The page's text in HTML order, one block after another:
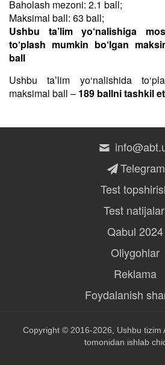
Baholash mezoni: 2.1 ball;
Maksimal ball: 63 ball;
Ushbu ta’lim yo‘nalishiga
to‘plash mumkin bo‘lgan
ball
Ushbu taʼlim yo‘nalishida
maksimal ball – 189 ballni tashkil
Telegram
Test
Test
Qabul 2024
Oliygohlar
Reklama
Foydalanish
Copyright © 2016-2026, Ushbu tizim
tomonidan ishlab